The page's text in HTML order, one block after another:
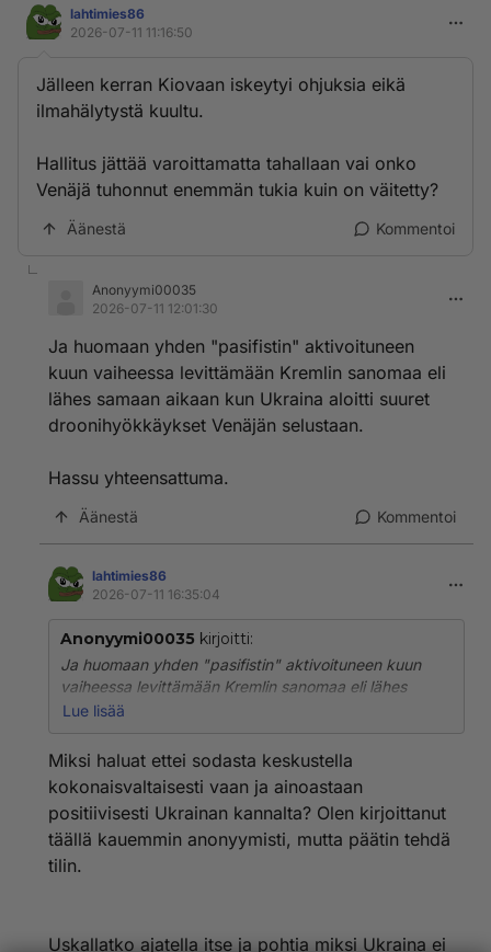
lahtimies86
2026-07-11 11:16:50
Jälleen kerran Kiovaan iskeytyi ohjuksia eikä
ilmahälytystä kuultu.
Hallitus jättää varoittamatta tahallaan vai onko
Venäjä tuhonnut enemmän tukia kuin on väitetty?
Äänestä Kommentoi
Anonyymi00035
2026-07-11 12:01:30
Ja huomaan yhden "pasifistin" aktivoituneen
kuun vaiheessa levittämään Kremlin sanomaa eli
lähes samaan aikaan kun Ukraina aloitti suuret
droonihyökkäykset Venäjän selustaan.
Hassu yhteensattuma.
Äänestä Kommentoi
lahtimies86
2026-07-11 16:35:04
Anonyymi00035 kirjoitti:
Ja huomaan yhden "pasifistin" aktivoituneen kuun
vaiheessa levittämään Kremlin sanomaa eli lähes
samaan aikaan kun Ukraina aloitti suuret
Lue lisää
Miksi haluat ettei sodasta keskustella
kokonaisvaltaisesti vaan ja ainoastaan
positiivisesti Ukrainan kannalta? Olen kirjoittanut
täällä kauemmin anonyymisti, mutta päätin tehdä
tilin.
Uskallatko ajatella itse ja pohtia miksi Ukraina ei